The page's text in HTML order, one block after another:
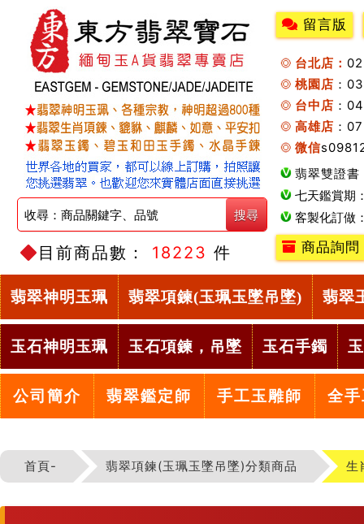
目前商品數： 18223 件
留言版
台北店：
桃園店 ：
台中店 ：
高雄店 ：
微信
翡翠雙證書
七天鑑賞期
客製化訂做
商品詢問
翡翠神明玉珮 翡翠項鍊(玉珮玉墜吊墜) 翡翠
玉石神明玉珮 玉石項鍊，吊墜 玉石手鐲
公司簡介 翡翠鑑定師 手工玉雕師 全
首頁- 翡翠項鍊(玉珮玉墜吊墜)分類商品 生